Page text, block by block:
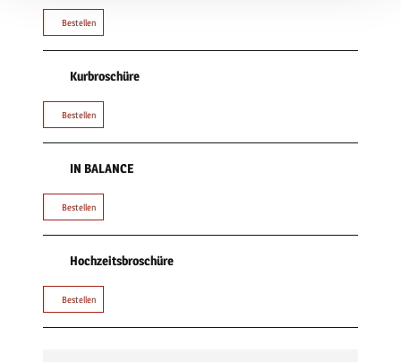
Bestellen
Kurbroschüre
Bestellen
IN BALANCE
Bestellen
Hochzeitsbroschüre
Bestellen